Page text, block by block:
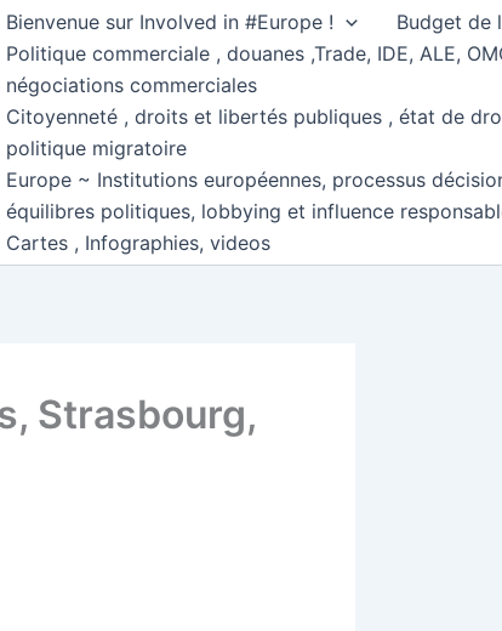
Bienvenue sur Involved in #Europe !
Budget de
Politique commerciale , douanes ,Trade, IDE, ALE,
négociations commerciales
Citoyenneté , droits et libertés publiques , état de
politique migratoire
Europe ~ Institutions européennes, processus
équilibres politiques, lobbying et influence
Cartes , Infographies, videos
Strasbourg,